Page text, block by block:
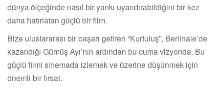
dünya ölçeğinde nasıl bir yankı uyandırabildiğini bir kez
daha hatırlatan güçlü bir film.
Bize uluslararası bir başarı getiren “Kurtuluş”, Berlinale’de
kazandığı Gümüş Ayı’nın ardından bu cuma vizyonda. Bu
güçlü filmi sinemada izlemek ve üzerine düşünmek için
önemli bir fırsat.